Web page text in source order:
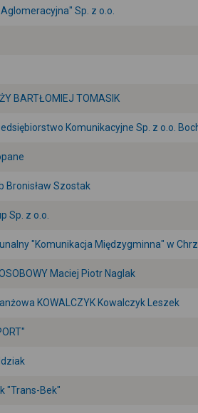
Sp. z o.o.
BARTŁOMIEJ TOMASIK
Komunikacyjne Sp. z o.o.
Bronisław Szostak
Sp. z o.o.
"Komunikacja Międzygminna" w
Maciej Piotr Naglak
KOWALCZYK Kowalczyk Leszek
"Trans-Bek"